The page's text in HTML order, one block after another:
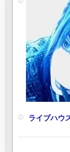
ライブハウ